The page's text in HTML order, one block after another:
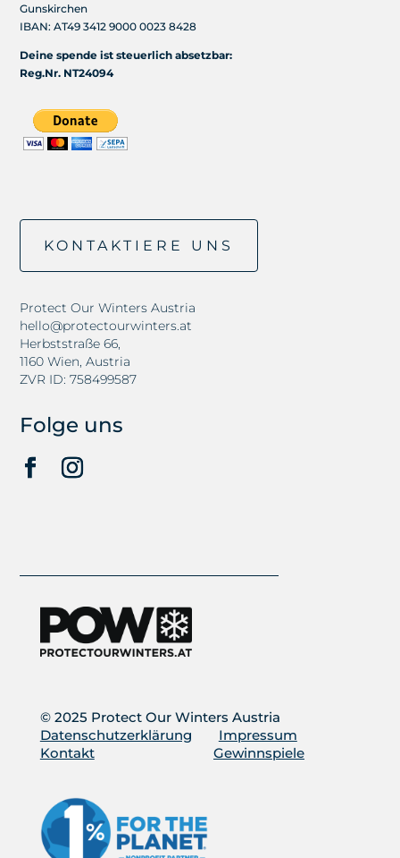
Gunskirchen
IBAN: AT49 3412 9000 0023 8428
Deine spende ist steuerlich absetzbar:
Reg.Nr. NT24094
KONTAKTIERE UNS
Protect Our Winters Austria
hello@protectourwinters.at
Herbststraße 66,
1160 Wien, Austria
ZVR ID: 758499587
Folge uns
© 2025 Protect Our Winters Austria
Datenschutzerklärung
Impressum
Kontakt
Gewinnspiele